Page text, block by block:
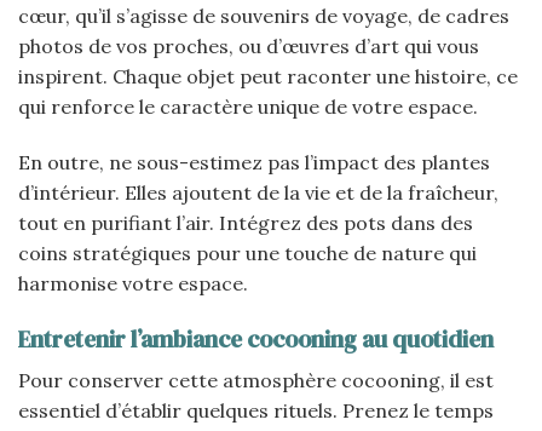
cœur, qu’il s’agisse de souvenirs de voyage, de cadres
photos de vos proches, ou d’œuvres d’art qui vous
inspirent. Chaque objet peut raconter une histoire, ce
qui renforce le caractère unique de votre espace.
En outre, ne sous-estimez pas l’impact des plantes
d’intérieur. Elles ajoutent de la vie et de la fraîcheur,
tout en purifiant l’air. Intégrez des pots dans des
coins stratégiques pour une touche de nature qui
harmonise votre espace.
Entretenir l’ambiance cocooning au quotidien
Pour conserver cette atmosphère cocooning, il est
essentiel d’établir quelques rituels. Prenez le temps